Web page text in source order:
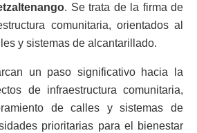
. Se trata de la firma de
comunitaria, orientados al
y sistemas de alcantarillado.
un paso significativo hacia la
de infraestructura comunitaria,
de calles y sistemas de
prioritarias para el bienestar